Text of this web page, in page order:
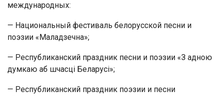
международных:
— Национальный фестиваль белорусской песни и
поэзии «Маладзечна»;
— Республиканский праздник песни и поэзии «З адною
думкаю аб шчасці Беларусі»;
— Республиканский праздник поэзии и песни